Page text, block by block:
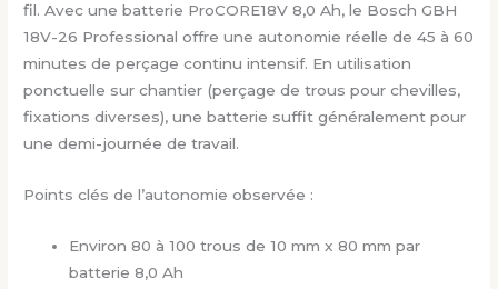
fil. Avec une batterie ProCORE18V 8,0 Ah, le Bosch GBH
18V-26 Professional offre une autonomie réelle de 45 à 60
minutes de perçage continu intensif. En utilisation
ponctuelle sur chantier (perçage de trous pour chevilles,
fixations diverses), une batterie suffit généralement pour
une demi-journée de travail.
Points clés de l’autonomie observée :
Environ 80 à 100 trous de 10 mm x 80 mm par
batterie 8,0 Ah